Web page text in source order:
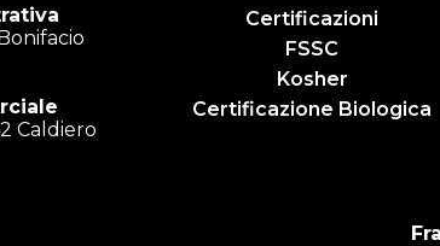
Caldiero
Certificazioni
FSSC
Kosher
Certificazione Biologica